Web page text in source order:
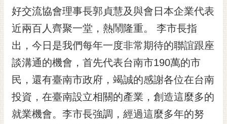
桐
花
祭
網
站
導
覽
訂
閱
好交流協會理事長郭貞慧及與會日本企業代表
近兩百人齊聚一堂，熱鬧隆重。 李市長指
出，今日是我們每年一度非常期待的聯誼跟座
談溝通的機會，首先代表台南市190萬的市
民，還有臺南市政府，竭誠的感謝各位在台南
投資，在臺南設立相關的產業，創造這麼多的
就業機會。李市長強調，經過這麼多年的努